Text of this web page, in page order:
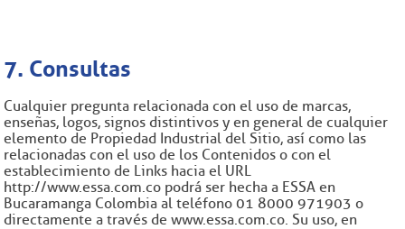
7. Consultas
Cualquier pregunta relacionada con el uso de marcas,
enseñas, logos, signos distintivos y en general de cualquier
elemento de Propiedad Industrial del Sitio, así como las
relacionadas con el uso de los Contenidos o con el
establecimiento de Links hacia el URL
http://www.essa.com.co podrá ser hecha a ESSA en
Bucaramanga Colombia al teléfono 01 8000 971903 o
directamente a través de www.essa.com.co. Su uso, en